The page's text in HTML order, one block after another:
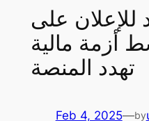
للإعلان على
أزمة مالية
تهدد المنصة
Feb 4, 2025—by